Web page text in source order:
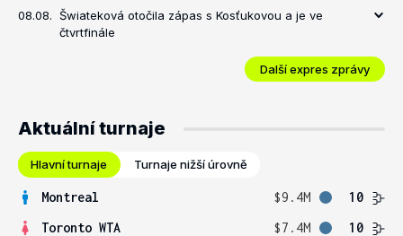
08.08. Šwiateková otočila zápas s Kosťukovou a je ve
čtvrtfinále
Další expres zprávy
Aktuální turnaje
Hlavní turnaje Turnaje nižší úrovně
Montreal $9.4M
10
Toronto WTA
$7.4M 10